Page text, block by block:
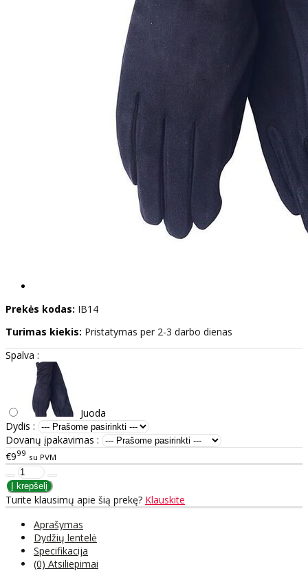
Prekės kodas: IB14
Turimas kiekis: Pristatymas per 2-3 darbo dienas
Spalva :
Juoda
Dydis :
Dovanų įpakavimas :
€999 su PVM
Turite klausimų apie šią prekę? Klauskite
Aprašymas
Dydžių lentelė
Specifikacija
(0) Atsiliepimai